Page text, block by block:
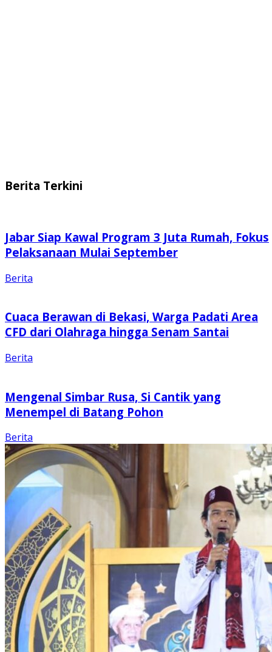
Berita Terkini
Jabar Siap Kawal Program 3 Juta Rumah, Fokus
Pelaksanaan Mulai September
Berita
Cuaca Berawan di Bekasi, Warga Padati Area
CFD dari Olahraga hingga Senam Santai
Berita
Mengenal Simbar Rusa, Si Cantik yang
Menempel di Batang Pohon
Berita